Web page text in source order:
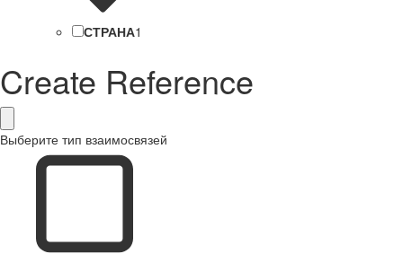
СТРАНА1
Create Reference
Выберите тип взаимосвязей